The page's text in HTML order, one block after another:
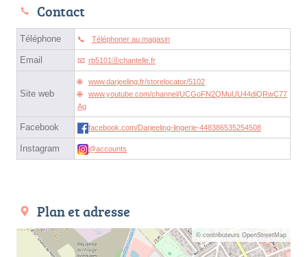
Contact
Téléphone Téléphoner au magasin
Email rb5101ⓐchantelle.fr
Site web
www.darjeeling.fr/storelocator/5102
www.youtube.com/channel/UCGoFN2QMuUU44diQRwC77
Ag
Facebook facebook.com/Darjeeling-lingerie-448386535254508
Instagram @accounts
Plan et adresse
© contributeurs OpenStreetMap